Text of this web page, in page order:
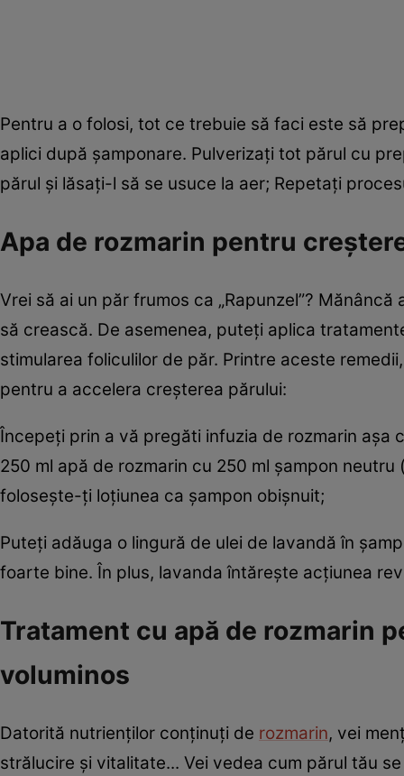
Pentru a o folosi, tot ce trebuie să faci este să
aplici după șamponare. Pulverizați tot părul cu
părul și lăsați-l să se usuce la aer; Repetați
Apa de rozmarin pentru
Vrei să ai un păr frumos ca „Rapunzel”?
să crească. De asemenea, puteți aplica
stimularea foliculilor de păr. Printre aceste
pentru a accelera creșterea părului:
Începeți prin a vă pregăti infuzia de rozmarin așa
250 ml apă de rozmarin cu 250 ml șampon
folosește-ți loțiunea ca șampon obișnuit;
Puteți adăuga o lingură de ulei de lavandă în
foarte bine. În plus, lavanda întărește acțiunea
Tratament cu apă de rozmarin
voluminos
Datorită nutrienților conținuți de rozmarin, vei
strălucire și vitalitate... Vei vedea cum părul tău